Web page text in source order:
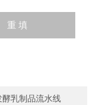
乳制品流水线